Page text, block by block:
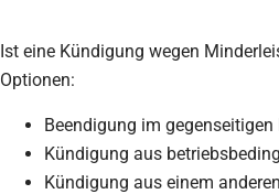
Ist eine Kündigung wegen
Optionen:
Beendigung im
Kündigung aus
Kündigung aus einem